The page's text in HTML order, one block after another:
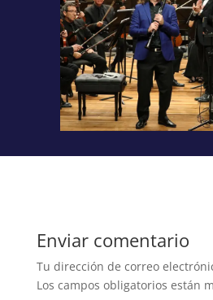
Enviar comentario
Tu dirección de correo
Los campos obligatorios están